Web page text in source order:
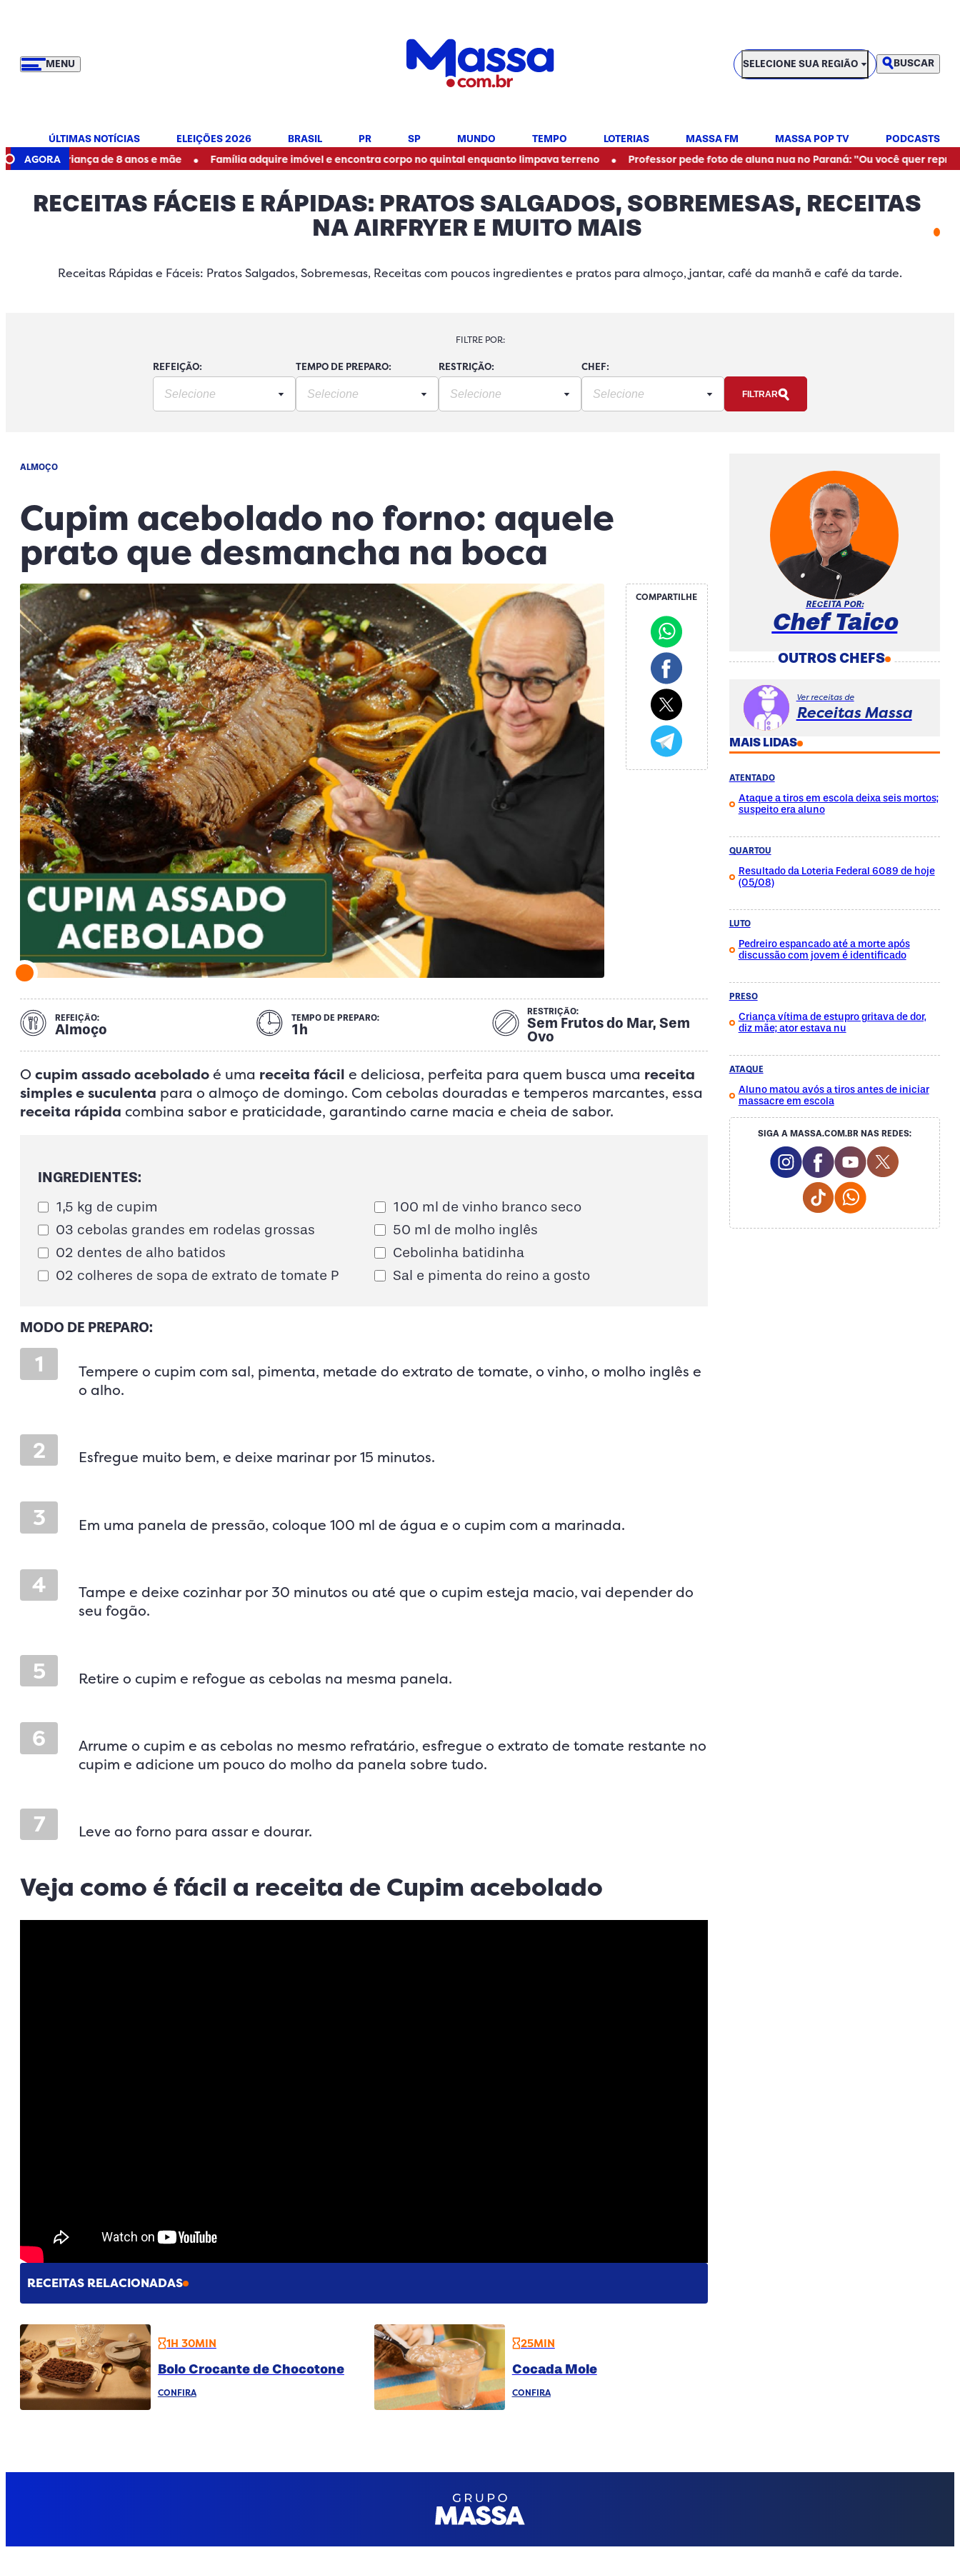
MENU
SELECIONE SUA REGIÃO
SELECIONE SUA REGIÃO BUSCAR
ÚLTIMAS NOTÍCIAS ELEIÇÕES 2026 BRASIL PR SP MUNDO TEMPO LOTERIAS MASSA FM MASSA POP TV PODCASTS
AGORAde 8 anos e mãe • Família adquire imóvel e encontra corpo no quintal enquanto limpava terreno • Professor pede foto de aluna nua no Paraná: "Ou você quer reprovar?" •
RECEITAS FÁCEIS E RÁPIDAS: PRATOS SALGADOS, SOBREMESAS, RECEITAS
NA AIRFRYER E MUITO MAIS
Receitas Rápidas e Fáceis: Pratos Salgados, Sobremesas, Receitas com poucos ingredientes e pratos para almoço, jantar, café da manhã e café da tarde.
FILTRE POR:
REFEIÇÃO: TEMPO DE PREPARO: RESTRIÇÃO: CHEF:
FILTRAR
ALMOÇO
Cupim acebolado no forno: aquele
prato que desmancha na boca
COMPARTILHE
REFEIÇÃO:
Almoço
TEMPO DE PREPARO:
1h
RESTRIÇÃO:
Sem Frutos do Mar, Sem
Ovo
O cupim assado aceboladoé uma receita fácil e deliciosa, perfeita para quem busca uma receita
simples e suculenta para o almoço de domingo. Com cebolas douradas e temperos marcantes, essa
receita rápida combina sabor e praticidade, garantindo carne macia e cheia de sabor.
INGREDIENTES:
1,5 kg de cupim
100 ml de vinho branco seco
03 cebolas grandes em rodelas grossas
50 ml de molho inglês
02 dentes de alho batidos
Cebolinha batidinha
02 colheres de sopa de extrato de tomate P
Sal e pimenta do reino a gosto
MODO DE PREPARO:
1
Tempere o cupim com sal, pimenta, metade do extrato de tomate, o vinho, o molho inglês e
o alho.
2 Esfregue muito bem, e deixe marinar por 15 minutos.
3 Em uma panela de pressão, coloque 100 ml de água e o cupim com a marinada.
4
Tampe e deixe cozinhar por 30 minutos ou até que o cupim esteja macio, vai depender do
seu fogão.
5 Retire o cupim e refogue as cebolas na mesma panela.
6
Arrume o cupim e as cebolas no mesmo refratário, esfregue o extrato de tomate restante no
cupim e adicione um pouco do molho da panela sobre tudo.
7 Leve ao forno para assar e dourar.
Veja como é fácil a receita de Cupim acebolado
RECEITAS RELACIONADAS
1H 30MIN
Bolo Crocante de Chocotone
CONFIRA
25MIN
Cocada Mole
CONFIRA
RECEITA POR:
Chef Taico
OUTROS CHEFS
Ver receitas de
Receitas Massa
MAIS LIDAS
ATENTADO
Ataque a tiros em escola deixa seis mortos;
suspeito era aluno
QUARTOU
Resultado da Loteria Federal 6089 de hoje
(05/08)
LUTO
Pedreiro espancado até a morte após
discussão com jovem é identificado
PRESO
Criança vítima de estupro gritava de dor,
diz mãe; ator estava nu
ATAQUE
Aluno matou avós a tiros antes de iniciar
massacre em escola
SIGA A MASSA.COM.BR NAS REDES:
Instagram Social Media
Facebook Social
Youtube Social
Twitter
Tiktok Social Media
Whatsapp